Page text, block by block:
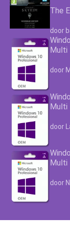
The
door
Multi
door
Multi
door
Multi
door